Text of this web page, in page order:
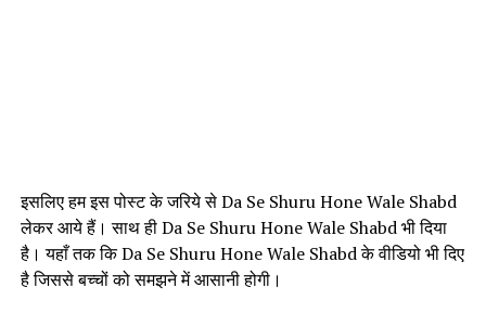
इसलिए हम इस पोस्ट के जरिये से Da Se Shuru Hone Wale Shabd
लेकर आये हैं। साथ ही Da Se Shuru Hone Wale Shabd भी दिया
है। यहाँ तक कि Da Se Shuru Hone Wale Shabd के वीडियो भी दिए
है जिससे बच्चों को समझने में आसानी होगी।